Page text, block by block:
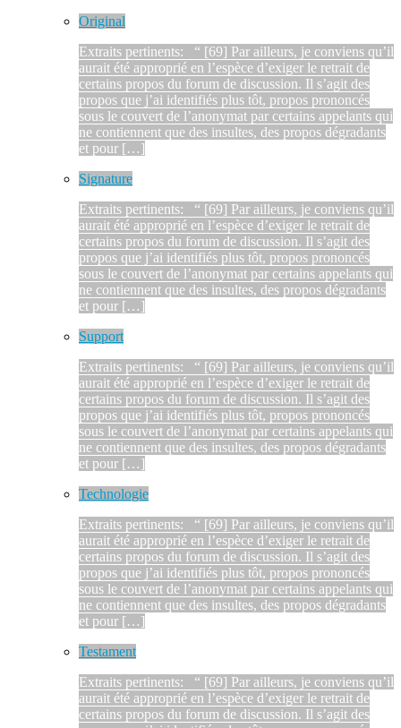
Original
Extraits pertinents: “ [69] Par ailleurs, je conviens qu’il
aurait été approprié en l’espèce d’exiger le retrait de
certains propos du forum de discussion. Il s’agit des
propos que j’ai identifiés plus tôt, propos prononcés
sous le couvert de l’anonymat par certains appelants qui
ne contiennent que des insultes, des propos dégradants
et pour […]
Signature
Extraits pertinents: “ [69] Par ailleurs, je conviens qu’il
aurait été approprié en l’espèce d’exiger le retrait de
certains propos du forum de discussion. Il s’agit des
propos que j’ai identifiés plus tôt, propos prononcés
sous le couvert de l’anonymat par certains appelants qui
ne contiennent que des insultes, des propos dégradants
et pour […]
Support
Extraits pertinents: “ [69] Par ailleurs, je conviens qu’il
aurait été approprié en l’espèce d’exiger le retrait de
certains propos du forum de discussion. Il s’agit des
propos que j’ai identifiés plus tôt, propos prononcés
sous le couvert de l’anonymat par certains appelants qui
ne contiennent que des insultes, des propos dégradants
et pour […]
Technologie
Extraits pertinents: “ [69] Par ailleurs, je conviens qu’il
aurait été approprié en l’espèce d’exiger le retrait de
certains propos du forum de discussion. Il s’agit des
propos que j’ai identifiés plus tôt, propos prononcés
sous le couvert de l’anonymat par certains appelants qui
ne contiennent que des insultes, des propos dégradants
et pour […]
Testament
Extraits pertinents: “ [69] Par ailleurs, je conviens qu’il
aurait été approprié en l’espèce d’exiger le retrait de
certains propos du forum de discussion. Il s’agit des